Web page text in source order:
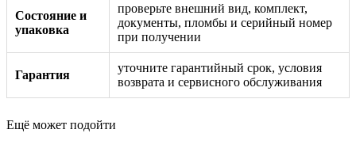
Состояние и
упаковка
проверьте внешний вид, комплект,
документы, пломбы и серийный номер
при получении
Гарантия
уточните гарантийный срок, условия
возврата и сервисного обслуживания
Ещё может подойти